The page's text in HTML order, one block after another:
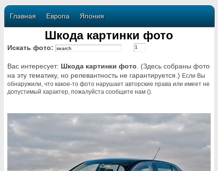
Главная Европа Япония
Шкода картинки фото
Искать фото:
Вас интересует: Шкода картинки фото . (Здесь собраны фото
на эту тематику, но релевантность не гарантируется.) Если Вы
обнаружили, что какое-то фото нарушает авторские права или имеет не
допустимый характер, пожалуйста сообщите нам ().